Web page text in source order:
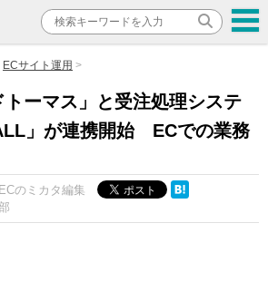
ECサイト運用
ーマス」と受注処理システ
」が連携開始 ECでの業務
ECのミカタ編集